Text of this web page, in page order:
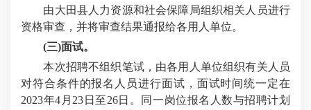
由大田县人力资源和社会保障局组织相关人员进行
资格审查，并将审查结果通报给各用人单位。
(三)面试。
本次招聘不组织笔试，由各用人单位组织有关人员
对符合条件的报名人员进行面试，面试时间统一定在
2023年4月23日至26日。同一岗位报名人数与招聘计划